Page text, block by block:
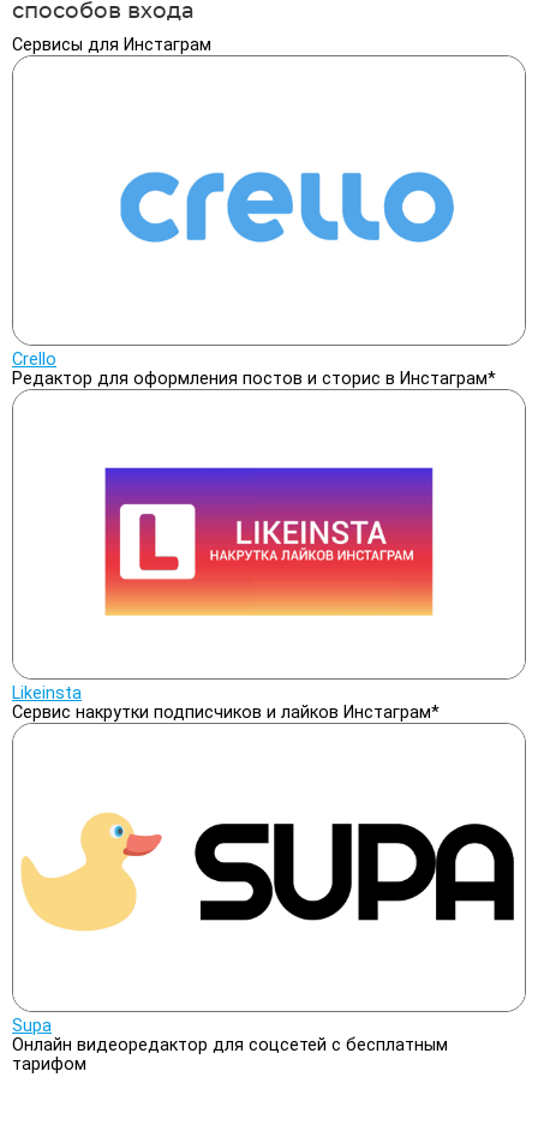
способов входа
Сервисы для Инстаграм
Crello
Редактор для оформления постов и сторис в Инстаграм*
Likeinsta
Сервис накрутки подписчиков и лайков Инстаграм*
Supa
Онлайн видеоредактор для соцсетей с бесплатным
тарифом